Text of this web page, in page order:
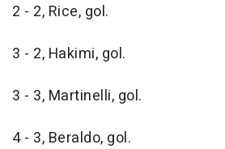
2 - 2, Rice, gol.
3 - 2, Hakimi, gol.
3 - 3, Martinelli, gol.
4 - 3, Beraldo, gol.